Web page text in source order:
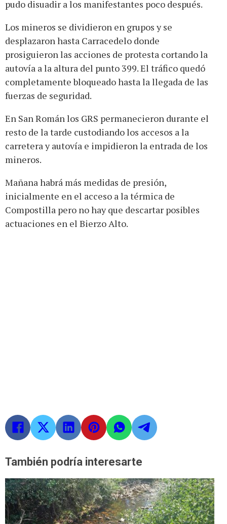
pudo disuadir a los manifestantes poco después.
Los mineros se dividieron en grupos y se
desplazaron hasta Carracedelo donde
prosiguieron las acciones de protesta cortando la
autovía a la altura del punto 399. El tráfico quedó
completamente bloqueado hasta la llegada de las
fuerzas de seguridad.
En San Román los GRS permanecieron durante el
resto de la tarde custodiando los accesos a la
carretera y autovía e impidieron la entrada de los
mineros.
Mañana habrá más medidas de presión,
inicialmente en el acceso a la térmica de
Compostilla pero no hay que descartar posibles
actuaciones en el Bierzo Alto.
También podría interesarte